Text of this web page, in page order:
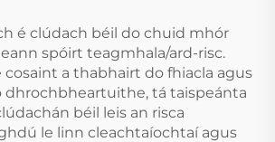
Shilicona, Díol Orthu i
Mbach
é clúdach béil do chuid mhór
spóirt teagmhala/ard-risc.
a thabhairt do fhiacla agus
dhrochbheartuithe, tá taispeánta
béil leis an risca
le linn cleachtaíochtaí agus